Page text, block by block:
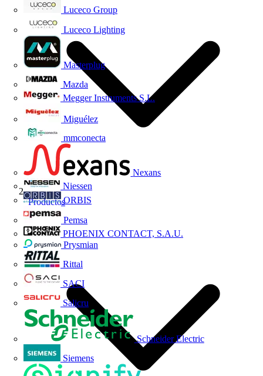
Luceco Group
Luceco Lighting
Masterplug
Mazda
Megger Instruments S.L.
Miguélez
mmconecta
Nexans
Niessen
ORBIS
Pemsa
PHOENIX CONTACT, S.A.U.
Prysmian
Rittal
SACI
Salicru
Schneider Electric
Siemens
Productos